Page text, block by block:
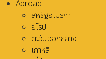
Abroad
สหรัฐอเมริกา
ยุโรป
ตะวันออกกลาง
เกาหลี